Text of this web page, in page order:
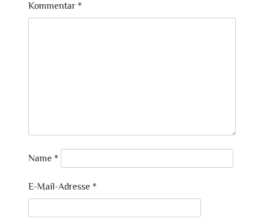
Kommentar *
Name *
E-Mail-Adresse *